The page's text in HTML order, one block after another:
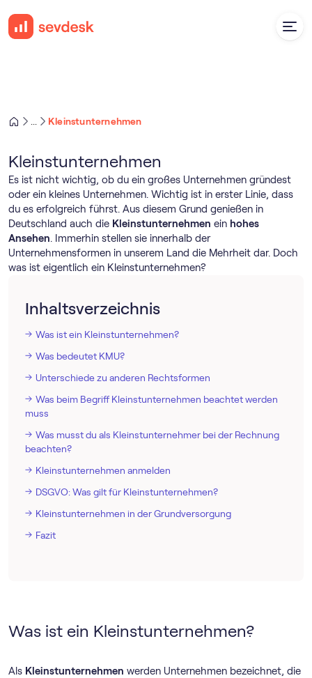
Kleinstunternehmen
Kleinstunternehmen
Es ist nicht wichtig, ob du ein großes Unternehmen gründest
oder ein kleines Unternehmen. Wichtig ist in erster Linie, dass
du es erfolgreich führst. Aus diesem Grund genießen in
Deutschland auch die Kleinstunternehmen ein hohes
Ansehen. Immerhin stellen sie innerhalb der
Unternehmensformen in unserem Land die Mehrheit dar. Doch
was ist eigentlich ein Kleinstunternehmen?
Inhaltsverzeichnis
Was ist ein Kleinstunternehmen?
Was bedeutet KMU?
Unterschiede zu anderen Rechtsformen
Was beim Begriff Kleinstunternehmen beachtet werden
muss
Was musst du als Kleinstunternehmer bei der Rechnung
beachten?
Kleinstunternehmen anmelden
DSGVO: Was gilt für Kleinstunternehmen?
Kleinstunternehmen in der Grundversorgung
Fazit
Was ist ein Kleinstunternehmen?
Als Kleinstunternehmen werden Unternehmen bezeichnet, die